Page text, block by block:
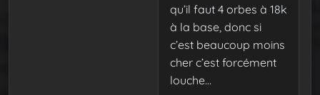
qu’il faut 4 orbes à 18k
à la base, donc si
c’est beaucoup moins
cher c’est forcément
louche…